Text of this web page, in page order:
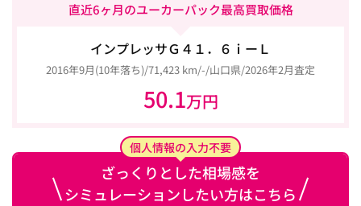
直近6ヶ月のユーカーパック最高買取価格
インプレッサＧ４１．６ⅰーＬ
2016年9月(10年落ち)/71,423 km/-/山口県/2026年2月査定
50.1万円
ざっくりとした相場感を
シミュレーションしたい方はこちら
個人情報の入力不要